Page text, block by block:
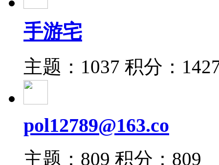
手游宅
主题：1037 积分：
pol12789@163.co
主题：809 积分：809